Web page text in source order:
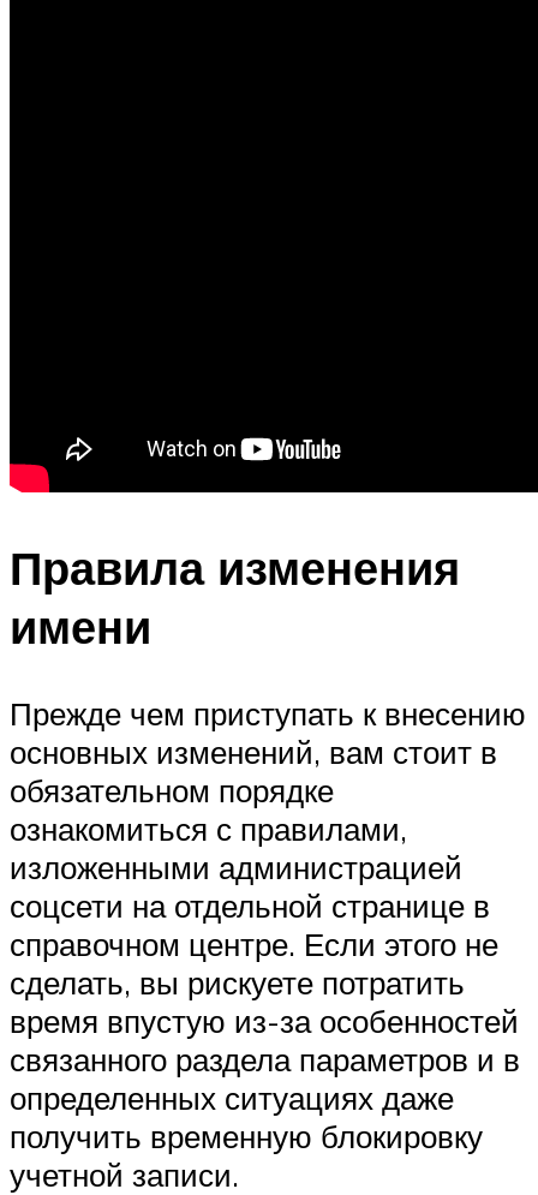
Правила изменения
имени
Прежде чем приступать к внесению
основных изменений, вам стоит в
обязательном порядке
ознакомиться с правилами,
изложенными администрацией
соцсети на отдельной странице в
справочном центре. Если этого не
сделать, вы рискуете потратить
время впустую из-за особенностей
связанного раздела параметров и в
определенных ситуациях даже
получить временную блокировку
учетной записи.